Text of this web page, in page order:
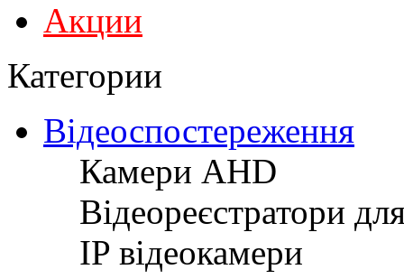
Акции
Категории
Відеоспостереження
Камери AHD
Відеореєстратори
IP відеокамери